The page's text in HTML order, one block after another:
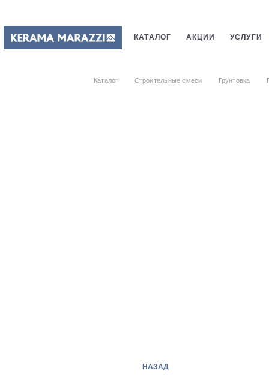
КАТАЛОГ АКЦИИ УСЛУГИ
Каталог Строительные смеси Грунтовка
НАЗАД